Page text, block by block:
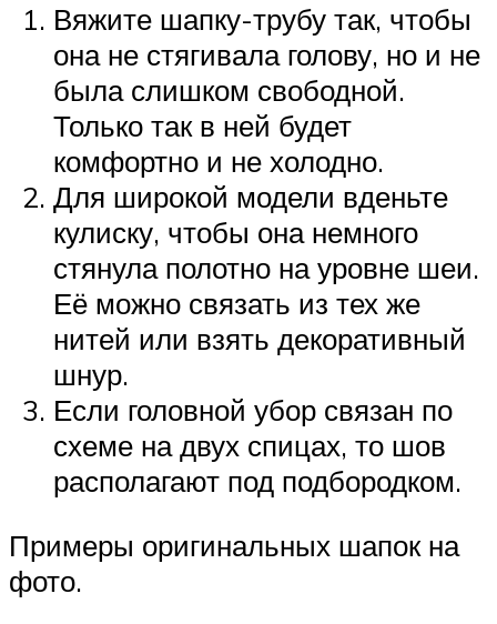
Вяжите шапку-трубу так, чтобы
она не стягивала голову, но и не
была слишком свободной.
Только так в ней будет
комфортно и не холодно.
Для широкой модели вденьте
кулиску, чтобы она немного
стянула полотно на уровне шеи.
Её можно связать из тех же
нитей или взять декоративный
шнур.
Если головной убор связан по
схеме на двух спицах, то шов
располагают под подбородком.
Примеры оригинальных шапок на
фото.